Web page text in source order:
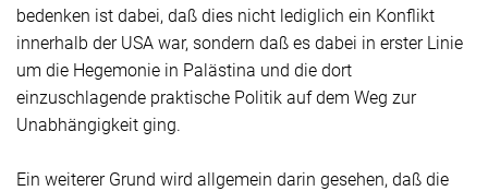
bedenken ist dabei, daß dies nicht lediglich ein Konflikt
innerhalb der USA war, sondern daß es dabei in erster Linie
um die Hegemonie in Palästina und die dort
einzuschlagende praktische Politik auf dem Weg zur
Unabhängigkeit ging.
Ein weiterer Grund wird allgemein darin gesehen, daß die